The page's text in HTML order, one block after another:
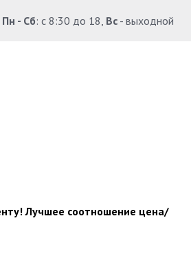
Пн - Сб: с 8:30 до 18, Вс - выходной
Лучшее соотношение цена/